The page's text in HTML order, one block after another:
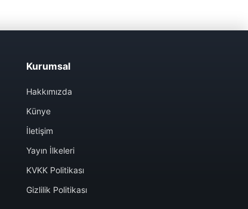
Kurumsal
Hakkımızda
Künye
İletişim
Yayın İlkeleri
KVKK Politikası
Gizlilik Politikası